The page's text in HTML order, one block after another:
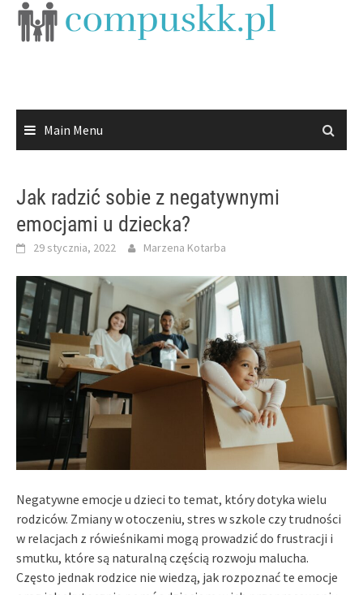
Skip
Main Menu
Jak radzić sobie z negatywnymi
emocjami u dziecka?
29 stycznia, 2022 Marzena Kotarba
Negatywne emocje u dzieci to temat, który dotyka wielu
rodziców. Zmiany w otoczeniu, stres w szkole czy trudności
w relacjach z rówieśnikami mogą prowadzić do frustracji i
smutku, które są naturalną częścią rozwoju malucha.
Często jednak rodzice nie wiedzą, jak rozpoznać te emocje